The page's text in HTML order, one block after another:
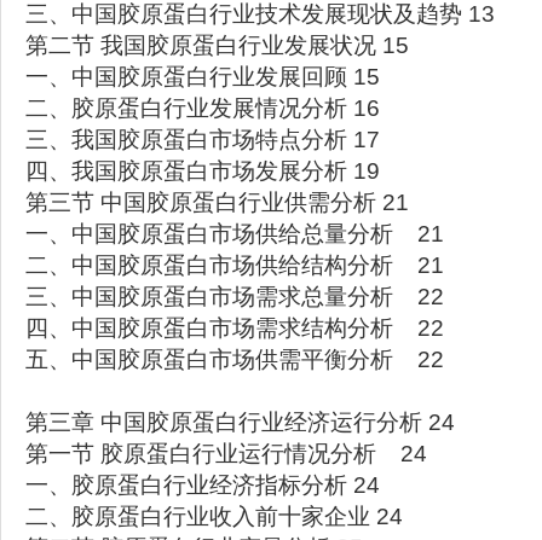
三、中国胶原蛋白行业技术发展现状及趋势 13
第二节 我国胶原蛋白行业发展状况 15
一、中国胶原蛋白行业发展回顾 15
二、胶原蛋白行业发展情况分析 16
三、我国胶原蛋白市场特点分析 17
四、我国胶原蛋白市场发展分析 19
第三节 中国胶原蛋白行业供需分析 21
一、中国胶原蛋白市场供给总量分析 21
二、中国胶原蛋白市场供给结构分析 21
三、中国胶原蛋白市场需求总量分析 22
四、中国胶原蛋白市场需求结构分析 22
五、中国胶原蛋白市场供需平衡分析 22
第三章 中国胶原蛋白行业经济运行分析 24
第一节 胶原蛋白行业运行情况分析 24
一、胶原蛋白行业经济指标分析 24
二、胶原蛋白行业收入前十家企业 24